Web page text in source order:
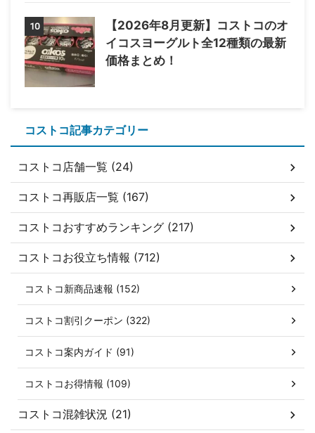
10
【2026年8月更新】コストコのオ
イコスヨーグルト全12種類の最新
価格まとめ！
コストコ記事カテゴリー
コストコ店舗一覧 (24)
コストコ再販店一覧 (167)
コストコおすすめランキング (217)
コストコお役立ち情報 (712)
コストコ新商品速報 (152)
コストコ割引クーポン (322)
コストコ案内ガイド (91)
コストコお得情報 (109)
コストコ混雑状況 (21)